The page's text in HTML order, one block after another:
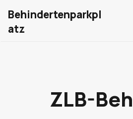
Meine Firma
Behindertenparkpl
atz
ZLB-